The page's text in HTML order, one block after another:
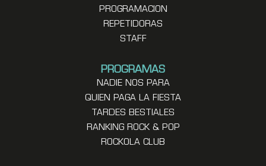
PROGRAMACION
REPETIDORAS
STAFF
PROGRAMAS
NADIE NOS PARA
QUIEN PAGA LA FIESTA
TARDES BESTIALES
RANKING ROCK & POP
ROCKOLA CLUB